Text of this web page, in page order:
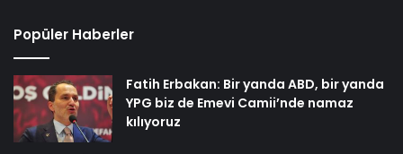
Popüler Haberler
Fatih Erbakan: Bir yanda ABD, bir yanda
YPG biz de Emevi Camii’nde namaz
kılıyoruz